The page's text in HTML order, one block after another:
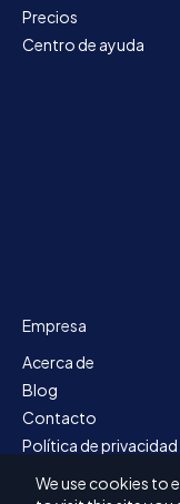
Precios
Centro de ayuda
Empresa
Acerca de
Blog
Contacto
Política de privacidad
Mapa del sitio
We use cookies to